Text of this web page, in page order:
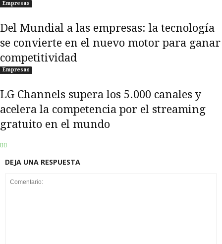
Empresas
Del Mundial a las empresas: la tecnología
se convierte en el nuevo motor para ganar
competitividad
Empresas
LG Channels supera los 5.000 canales y
acelera la competencia por el streaming
gratuito en el mundo
DEJA UNA RESPUESTA